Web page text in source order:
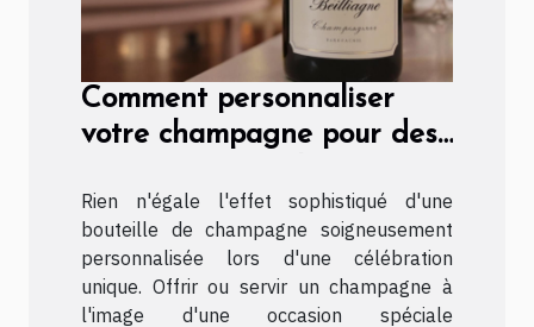
Comment personnaliser
votre champagne pour des
Rien n'égale l'effet sophistiqué d'une
bouteille de champagne soigneusement
personnalisée lors d'une célébration
unique. Offrir ou servir un champagne à
l'image d'une occasion spéciale